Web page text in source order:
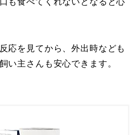
応を見てから、外出時なども
い主さんも安心できます。